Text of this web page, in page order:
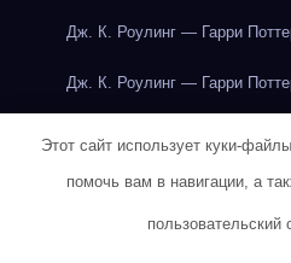
Дж. К. Роулинг — Гарри
Дж. К. Роулинг — Гарри
Дж. К. Роулинг — Гарри
Дж. Р. Р. Толкин —
Этот сайт использует куки-
помочь вам в навигации, а
пользовательский